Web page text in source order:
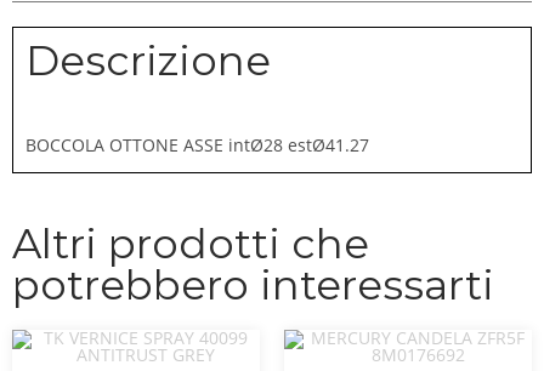
Descrizione
BOCCOLA OTTONE ASSE intØ28 estØ41.27
Altri prodotti che
potrebbero interessarti